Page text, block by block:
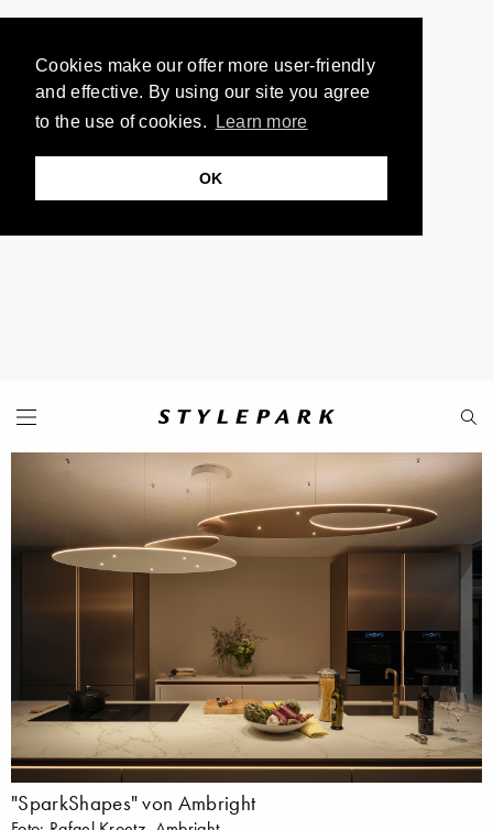
Cookies make our offer more user-friendly
and effective. By using our site you agree
to the use of cookies.
Learn more
OK
"SparkShapes" von Ambright